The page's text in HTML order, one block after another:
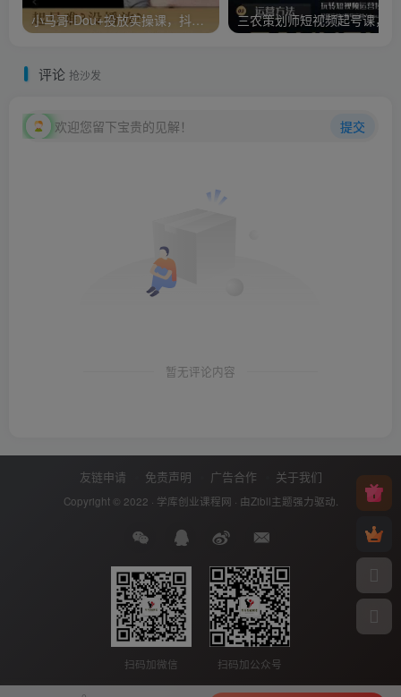
小马哥-Dou+投放实操课，抖加投放，随心推，付费起号逻辑，打破低播放转化
评论 抢沙发
欢迎您留下宝贵的见解！ 提交
暂无评论内容
友链申请 免责声明 广告合作 关于我们
Copyright © 2022 · 学库创业课程网 · 由Zibll主题强力驱动.
扫码加微信 扫码加公众号